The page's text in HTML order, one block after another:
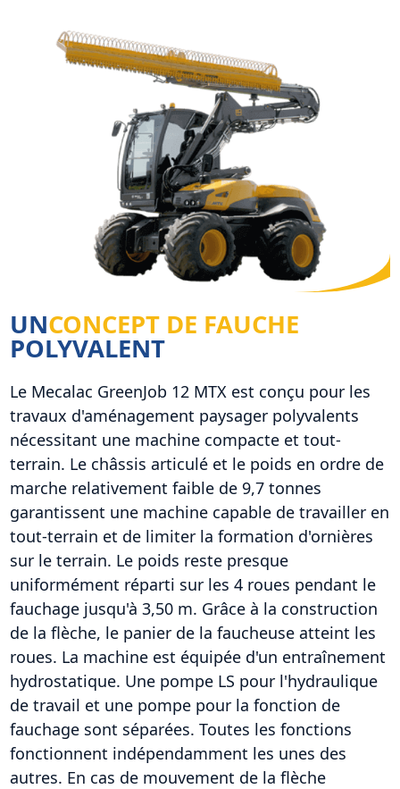
UNCONCEPT DE FAUCHE
POLYVALENT
Le Mecalac GreenJob 12 MTX est conçu pour les
travaux d'aménagement paysager polyvalents
nécessitant une machine compacte et tout-
terrain. Le châssis articulé et le poids en ordre de
marche relativement faible de 9,7 tonnes
garantissent une machine capable de travailler en
tout-terrain et de limiter la formation d'ornières
sur le terrain. Le poids reste presque
uniformément réparti sur les 4 roues pendant le
fauchage jusqu'à 3,50 m. Grâce à la construction
de la flèche, le panier de la faucheuse atteint les
roues. La machine est équipée d'un entraînement
hydrostatique. Une pompe LS pour l'hydraulique
de travail et une pompe pour la fonction de
fauchage sont séparées. Toutes les fonctions
fonctionnent indépendamment les unes des
autres. En cas de mouvement de la flèche